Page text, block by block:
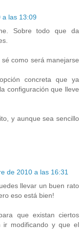
a las 13:09
Sobre todo que da
como será manejarse
concreta que ya
configuración que lleve
y aunque sea sencillo
de 2010 a las 16:31
llevar un buen rato
eso está bien!
que existan ciertos
ir modificando y que el